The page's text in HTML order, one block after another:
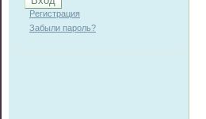
Регистрация
Забыли пароль?